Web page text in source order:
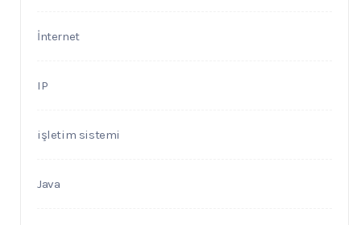
İnternet
IP
işletim sistemi
Java